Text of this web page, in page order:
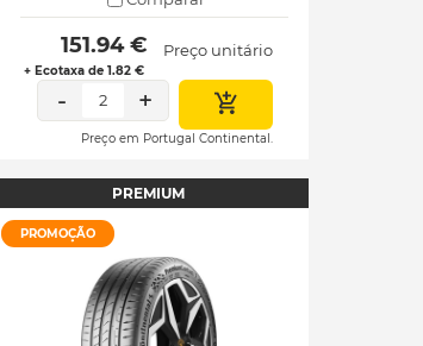
151.94 €
+ Ecotaxa de 1.82 €
Preço unitário
- 2 +
Preço em Portugal Continental.
PREMIUM
PROMOÇÃO